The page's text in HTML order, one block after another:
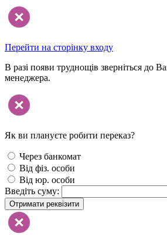
Перейти на сторінку входу
В разі появи труднощів зверніться до
менеджера.
Як ви плануєте робити переказ?
Через банкомат
Від фіз. особи
Від юр. особи
Введіть суму:
Отримати реквізити